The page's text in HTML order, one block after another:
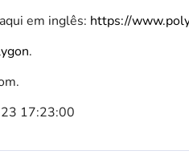
em inglês: https://
.
17:23:00